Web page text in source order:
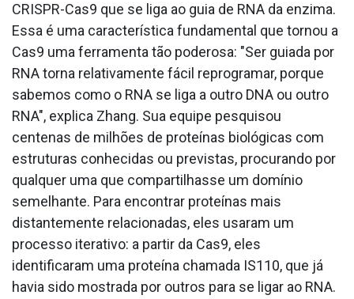
CRISPR-Cas9 que se liga ao guia de RNA da enzima.
Essa é uma característica fundamental que tornou a
Cas9 uma ferramenta tão poderosa: "Ser guiada por
RNA torna relativamente fácil reprogramar, porque
sabemos como o RNA se liga a outro DNA ou outro
RNA", explica Zhang. Sua equipe pesquisou
centenas de milhões de proteínas biológicas com
estruturas conhecidas ou previstas, procurando por
qualquer uma que compartilhasse um domínio
semelhante. Para encontrar proteínas mais
distantemente relacionadas, eles usaram um
processo iterativo: a partir da Cas9, eles
identificaram uma proteína chamada IS110, que já
havia sido mostrada por outros para se ligar ao RNA.